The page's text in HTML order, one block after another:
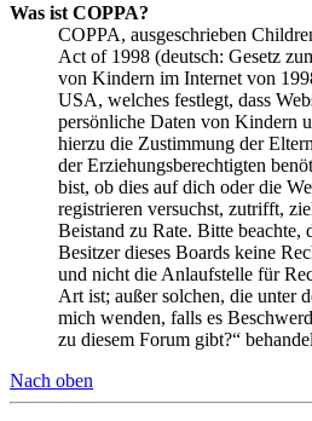
Was ist COPPA?
COPPA, ausgeschrieben
Act of 1998 (deutsch: Gesetz
von Kindern im Internet von
USA, welches festlegt, dass
persönliche Daten von Kindern
hierzu die Zustimmung der
der Erziehungsberechtigten
bist, ob dies auf dich oder die
registrieren versuchst, zutrifft,
Beistand zu Rate. Bitte
Besitzer dieses Boards keine
und nicht die Anlaufstelle für
Art ist; außer solchen, die unter
mich wenden, falls es
zu diesem Forum gibt?“
Nach oben